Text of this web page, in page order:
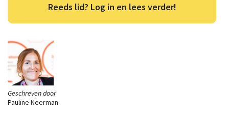
Geschreven door
Pauline Neerman
Reeds lid? Log in en lees verder!